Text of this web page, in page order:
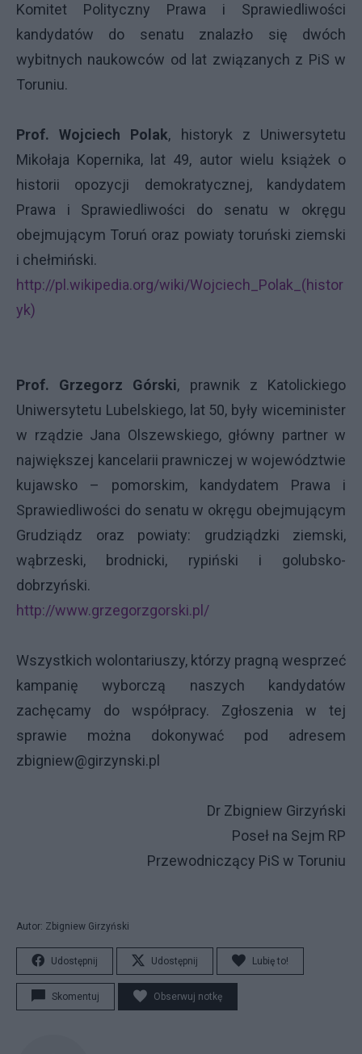
Komitet Polityczny Prawa i Sprawiedliwości
kandydatów do senatu znalazło się dwóch
wybitnych naukowców od lat związanych z PiS w
Toruniu.
Prof. Wojciech Polak, historyk z Uniwersytetu
Mikołaja Kopernika, lat 49, autor wielu książek o
historii opozycji demokratycznej, kandydatem
Prawa i Sprawiedliwości do senatu w okręgu
obejmującym Toruń oraz powiaty toruński ziemski
i chełmiński.
http://pl.wikipedia.org/wiki/Wojciech_Polak_(histor
yk)
Prof. Grzegorz Górski, prawnik z Katolickiego
Uniwersytetu Lubelskiego, lat 50, były wiceminister
w rządzie Jana Olszewskiego, główny partner w
największej kancelarii prawniczej w województwie
kujawsko – pomorskim, kandydatem Prawa i
Sprawiedliwości do senatu w okręgu obejmującym
Grudziądz oraz powiaty: grudziądzki ziemski,
wąbrzeski, brodnicki, rypiński i golubsko-
dobrzyński.
http://www.grzegorzgorski.pl/
Wszystkich wolontariuszy, którzy pragną wesprzeć
kampanię wyborczą naszych kandydatów
zachęcamy do współpracy. Zgłoszenia w tej
sprawie można dokonywać pod adresem
zbigniew@girzynski.pl
Dr Zbigniew Girzyński
Poseł na Sejm RP
Przewodniczący PiS w Toruniu
Autor: Zbigniew Girzyński
Udostępnij Udostępnij Lubię to!
Skomentuj Obserwuj notkę